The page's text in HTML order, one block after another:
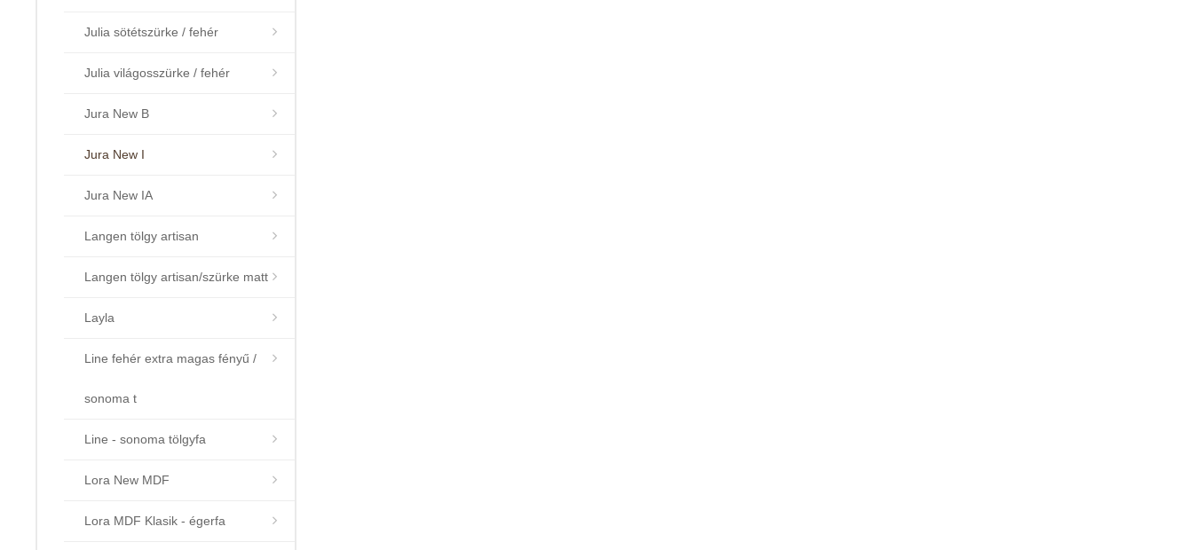
Julia sötétszürke / fehér
Julia világosszürke / fehér
Jura New B
Jura New I
Jura New IA
Langen tölgy artisan
Langen tölgy artisan/szürke matt
Layla
Line fehér extra magas fényű /
sonoma t
Line - sonoma tölgyfa
Lora New MDF
Lora MDF Klasik - égerfa